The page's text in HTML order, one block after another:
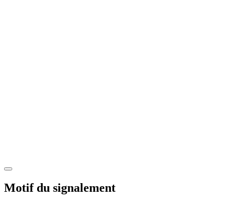
Motif du signalement